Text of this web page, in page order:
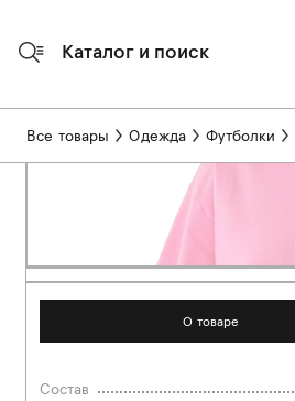
Каталог и поиск
Все товары Одежда Футболки
О товаре
Состав